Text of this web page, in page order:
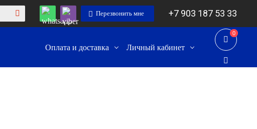
Перезвонить мне +7 903 187 53 33
0
0
Оплата и доставка Личный кабинет